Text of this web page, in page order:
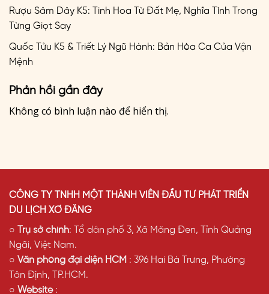
Rượu Sâm Dây K5: Tinh Hoa Từ Đất Mẹ, Nghĩa Tình Trong
Từng Giọt Say
Quốc Tửu K5 & Triết Lý Ngũ Hành: Bản Hòa Ca Của Vận
Mệnh
Phản hồi gần đây
Không có bình luận nào để hiển thị.
CÔNG TY TNHH MỘT THÀNH VIÊN ĐẦU TƯ PHÁT TRIỂN
DU LỊCH XƠ ĐĂNG
○
Trụ sở chính: Tổ dân phố 3, Xã Măng Đen, Tỉnh Quảng
Ngãi, Việt Nam.
○ Văn phòng đại diện HCM : 396 Hai Bà Trưng, Phường
Tân Định, TP.HCM.
○ Website: